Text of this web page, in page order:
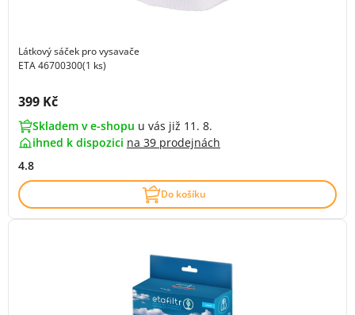
Látkový sáček pro vysavače
ETA 46700300(1 ks)
Cena s DPH:
399 Kč
Skladem v e-shopu u vás již 11. 8.
ihned k dispozici na 39 prodejnách
4.8
Do košíku